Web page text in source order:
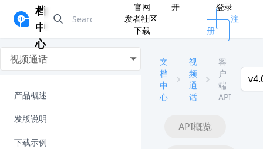
档
中
心
官网
开
发者社区
下载
登录
注
册
视频通话
产品概述
发版说明
下载示例
文
档
中
心
视
频
通
话
客
户
端
API
API概览